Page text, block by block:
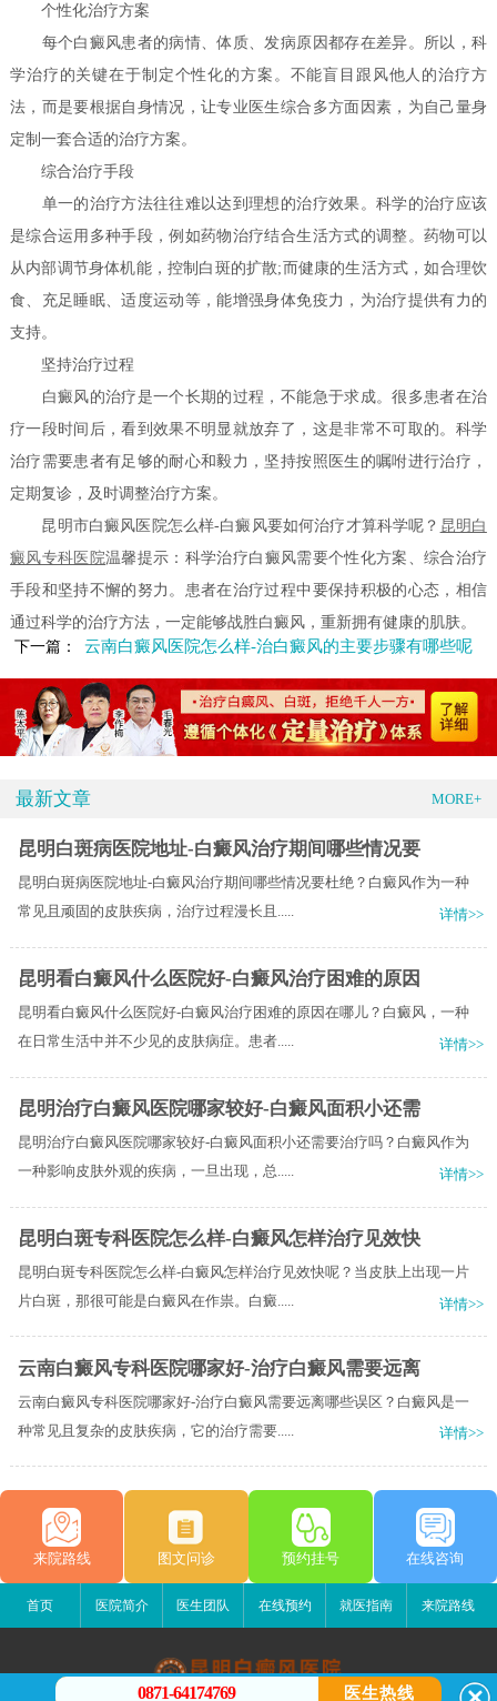
个性化治疗方案
每个白癜风患者的病情、体质、发病原因都存在差异。所以，科
学治疗的关键在于制定个性化的方案。不能盲目跟风他人的治疗方
法，而是要根据自身情况，让专业医生综合多方面因素，为自己量身
定制一套合适的治疗方案。
综合治疗手段
单一的治疗方法往往难以达到理想的治疗效果。科学的治疗应该
是综合运用多种手段，例如药物治疗结合生活方式的调整。药物可以
从内部调节身体机能，控制白斑的扩散;而健康的生活方式，如合理饮
食、充足睡眠、适度运动等，能增强身体免疫力，为治疗提供有力的
支持。
坚持治疗过程
白癜风的治疗是一个长期的过程，不能急于求成。很多患者在治
疗一段时间后，看到效果不明显就放弃了，这是非常不可取的。科学
治疗需要患者有足够的耐心和毅力，坚持按照医生的嘱咐进行治疗，
定期复诊，及时调整治疗方案。
昆明市白癜风医院怎么样-白癜风要如何治疗才算科学呢？ 昆明白
癜风专科医院温馨提示：科学治疗白癜风需要个性化方案、综合治疗
手段和坚持不懈的努力。患者在治疗过程中要保持积极的心态，相信
通过科学的治疗方法，一定能够战胜白癜风，重新拥有健康的肌肤。
下一篇：
云南白癜风医院怎么样-治白癜风的主要步骤有哪些呢
最新文章 MORE+
昆明白斑病医院地址-白癜风治疗期间哪些情况要
昆明白斑病医院地址-白癜风治疗期间哪些情况要杜绝？白癜风作为一种
常见且顽固的皮肤疾病，治疗过程漫长且.....
详情>>
昆明看白癜风什么医院好-白癜风治疗困难的原因
昆明看白癜风什么医院好-白癜风治疗困难的原因在哪儿？白癜风，一种
在日常生活中并不少见的皮肤病症。患者.....
详情>>
昆明治疗白癜风医院哪家较好-白癜风面积小还需
昆明治疗白癜风医院哪家较好-白癜风面积小还需要治疗吗？白癜风作为
一种影响皮肤外观的疾病，一旦出现，总.....
详情>>
昆明白斑专科医院怎么样-白癜风怎样治疗见效快
昆明白斑专科医院怎么样-白癜风怎样治疗见效快呢？当皮肤上出现一片
片白斑，那很可能是白癜风在作祟。白癜.....
详情>>
云南白癜风专科医院哪家好-治疗白癜风需要远离
云南白癜风专科医院哪家好-治疗白癜风需要远离哪些误区？白癜风是一
种常见且复杂的皮肤疾病，它的治疗需要.....
详情>>
来院路线 图文问诊 预约挂号 在线咨询
首页 医院简介 医生团队 在线预约 就医指南 来院路线
0871-64174769 医生热线